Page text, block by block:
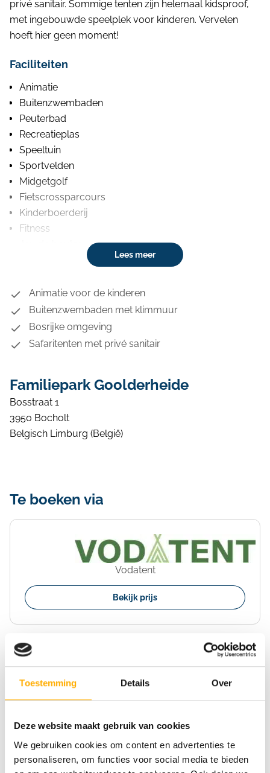
Toestemming Details Over
Deze website maakt gebruik van cookies
We gebruiken cookies om content en advertenties te
personaliseren, om functies voor social media te bieden
privé sanitair. Sommige tenten zijn helemaal kidsproof,
met ingebouwde speelplek voor kinderen. Vervelen
hoeft hier geen moment!
Faciliteiten
Animatie
Buitenzwembaden
Peuterbad
Recreatieplas
Speeltuin
Sportvelden
Midgetgolf
Fietscrossparcours
Kinderboerderij
Fitness
Snackbar
Campingwinkel
Vers brood service
Huisdieren toegestaan
Lees meer
Animatie voor de kinderen
Buitenzwembaden met klimmuur
Bosrijke omgeving
Safaritenten met privé sanitair
Familiepark Goolderheide
Bosstraat 1
3950 Bocholt
Belgisch Limburg (België)
Te boeken via
Vodatent
Bekijk prijs
Bekijk ook eens
Krk